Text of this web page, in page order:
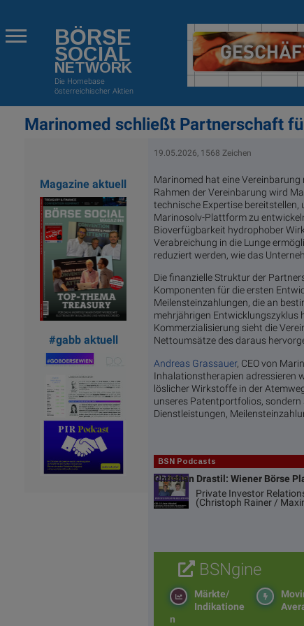
BÖRSE
SOCIAL
NETWORK
Die Homebase
österreichischer Aktien
Marinomed schließt Partnerschaft
Magazine aktuell
#gabb aktuell
19.05.2026, 1568 Zeichen
Marinomed hat eine
Rahmen der Vereinbarung wird
technische Expertise
Marinosolv-Plattform zu
Bioverfügbarkeit hydrophober
Verabreichung in die Lunge
reduziert werden, wie das
Die finanzielle Struktur der
Komponenten für die ersten
Meilensteinzahlungen, die an
mehrjährigen Entwicklungszyklus
Kommerzialisierung sieht die
Nettoumsätze des daraus
Andreas Grassauer, CEO von
Inhalationstherapien adressieren
löslicher Wirkstoffe in der
unseres Patentportfolios,
Dienstleistungen,
BSN Podcasts
Christian Drastil: Wiener Börse
Private Investor
(Christoph Rainer /
BSNgine
Märkte/
Indikatione
n